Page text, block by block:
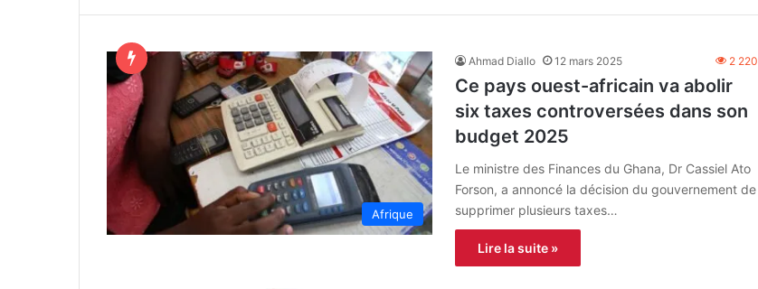
Afrique
Ahmad Diallo 12 mars 2025 2 220
Ce pays ouest-africain va abolir
six taxes controversées dans son
budget 2025
Le ministre des Finances du Ghana, Dr Cassiel Ato
Forson, a annoncé la décision du gouvernement de
supprimer plusieurs taxes…
Lire la suite »